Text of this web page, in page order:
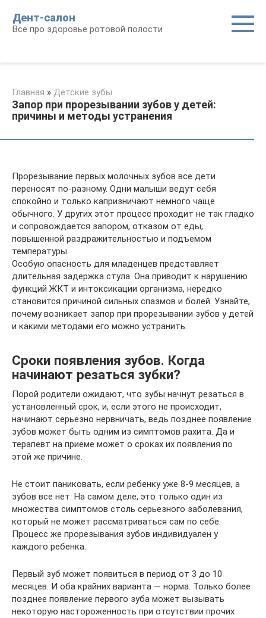
контенту
Дент-салон
Всё про здоровье ротовой полости
Главная » Детские зубы
Запор при прорезывании зубов у детей:
причины и методы устранения
Прорезывание первых молочных зубов все дети
переносят по-разному. Одни малыши ведут себя
спокойно и только капризничают немного чаще
обычного. У других этот процесс проходит не так гладко
и сопровождается запором, отказом от еды,
повышенной раздражительностью и подъемом
температуры.
Особую опасность для младенцев представляет
длительная задержка стула. Она приводит к нарушению
функций ЖКТ и интоксикации организма, нередко
становится причиной сильных спазмов и болей. Узнайте,
почему возникает запор при прорезывании зубов у детей
и какими методами его можно устранить.
Сроки появления зубов. Когда
начинают резаться зубки?
Порой родители ожидают, что зубы начнут резаться в
установленный срок, и, если этого не происходит,
начинают серьезно нервничать, ведь позднее появление
зубов может быть одним из симптомов рахита. Да и
терапевт на приеме может о сроках их появления по
этой же причине.
Не стоит паниковать, если ребенку уже 8-9 месяцев, а
зубов все нет. На самом деле, это только один из
множества симптомов столь серьезного заболевания,
который не может рассматриваться сам по себе.
Процесс же прорезывания зубов индивидуален у
каждого ребенка.
Первый зуб может появиться в период от 3 до 10
месяцев. И оба крайних варианта — норма. Только более
позднее появление первого зуба может вызывать
некоторую настороженность при отсутствии прочих